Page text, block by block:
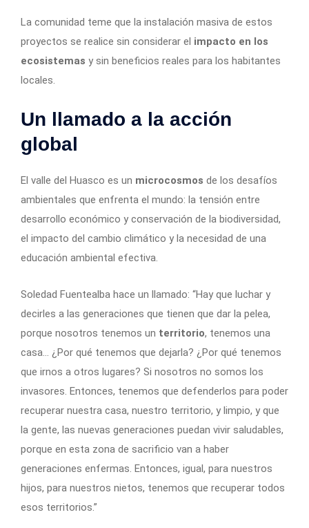
La comunidad teme que la instalación masiva de estos
proyectos se realice sin considerar el impacto en los
ecosistemas y sin beneficios reales para los habitantes
locales.
Un llamado a la acción
global
El valle del Huasco es un microcosmos de los desafíos
ambientales que enfrenta el mundo: la tensión entre
desarrollo económico y conservación de la biodiversidad,
el impacto del cambio climático y la necesidad de una
educación ambiental efectiva.
Soledad Fuentealba hace un llamado: “Hay que luchar y
decirles a las generaciones que tienen que dar la pelea,
porque nosotros tenemos un territorio, tenemos una
casa… ¿Por qué tenemos que dejarla? ¿Por qué tenemos
que irnos a otros lugares? Si nosotros no somos los
invasores. Entonces, tenemos que defenderlos para poder
recuperar nuestra casa, nuestro territorio, y limpio, y que
la gente, las nuevas generaciones puedan vivir saludables,
porque en esta zona de sacrificio van a haber
generaciones enfermas. Entonces, igual, para nuestros
hijos, para nuestros nietos, tenemos que recuperar todos
esos territorios.”